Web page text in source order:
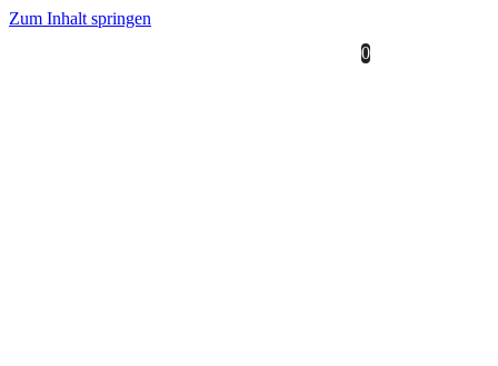
Zum Inhalt springen
0